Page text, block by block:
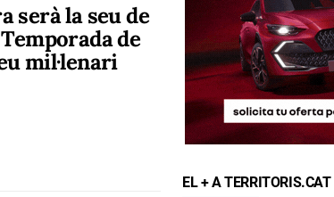
serà la seu de
de
mil·lenari
EL + A TERRITORIS.CAT